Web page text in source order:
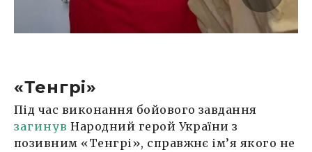
«Тенгрі»
Під час виконання бойового завдання
загинув Народний герой України з
позивним «Тенгрі», справжнє ім’я якого не